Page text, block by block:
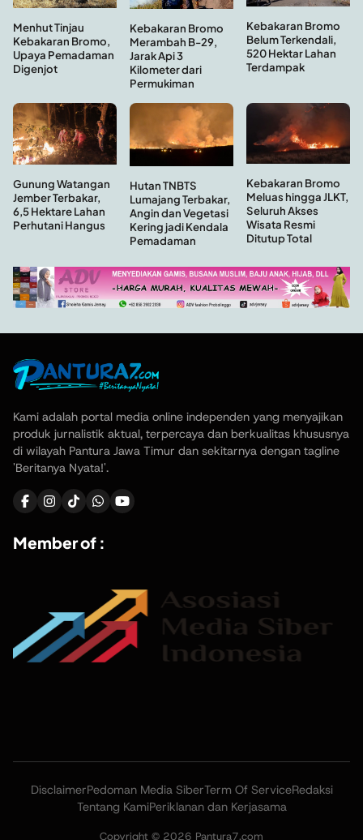
Menhut Tinjau
Kebakaran Bromo,
Upaya Pemadaman
Digenjot
Kebakaran Bromo
Merambah B-29,
Jarak Api 3
Kilometer dari
Permukiman
Kebakaran Bromo
Belum Terkendali,
520 Hektar Lahan
Terdampak
Gunung Watangan
Jember Terbakar,
6,5 Hektare Lahan
Perhutani Hangus
Hutan TNBTS
Lumajang Terbakar,
Angin dan Vegetasi
Kering jadi Kendala
Pemadaman
Kebakaran Bromo
Meluas hingga JLKT,
Seluruh Akses
Wisata Resmi
Ditutup Total
Kami adalah portal media online independen yang menyajikan
produk jurnalistik aktual, terpercaya dan berkualitas khususnya
di wilayah Pantura Jawa Timur dan sekitarnya dengan tagline
'Beritanya Nyata!'.
Member of :
DisclaimerPedoman Media SiberTerm Of ServiceRedaksi
Tentang KamiPeriklanan dan Kerjasama
Copyright © 2026 Pantura7.com